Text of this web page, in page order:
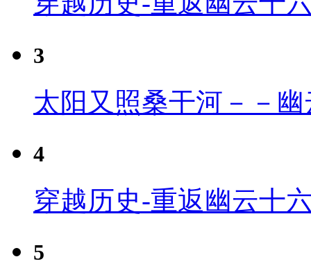
3
太阳又照桑干河－－
4
穿越历史-重返幽云十
5